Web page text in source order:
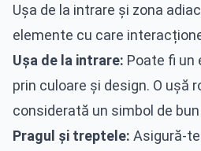
Ușa de la intrare și zona
elemente cu care
Ușa de la intrare: Poate fi un
prin culoare și design. O ușă
considerată un simbol de
Pragul și treptele: Asigură-